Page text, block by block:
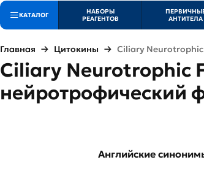
КАТАЛОГ
НАБОРЫ
РЕАГЕНТОВ
АНТИТЕЛА
Главная Цитокины Ciliary Neurotrophic
Ciliary Neurotrophic
нейротрофический
Английские